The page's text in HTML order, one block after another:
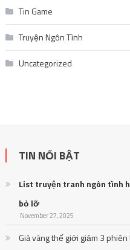
Tin Game
Truyện Ngôn Tình
Uncategorized
TIN NỔI BẬT
List truyện tranh ngôn tình
bỏ lỡ
November 27, 2025
Giá vàng thế giới giảm 3